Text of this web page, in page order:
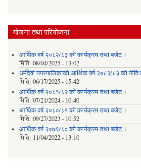
योजना तथा परियोजना
आर्थिक वर्ष २०८२/८३ को कार्यक्रम तथा बजेट ।
मिति: 08/04/2025 - 13:02
धर्मदेवी नगरपालिकाको आर्थिक वर्ष २०८२/८३ को
मिति: 06/17/2025 - 15:42
आर्थिक वर्ष २०८१/८२ को कार्यक्रम तथा बजेट ।
मिति: 07/21/2024 - 10:40
आर्थिक वर्ष २०८०/८१ को कार्यक्रम तथा बजेट ।
मिति: 09/27/2023 - 10:52
आर्थिक वर्ष २०७९/८० को कार्यक्रम तथा बजेट ।
मिति: 11/04/2022 - 13:10